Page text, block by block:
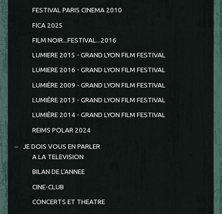
FESTIVAL PARIS CINEMA 2010
FICA 2025
FILM NOIR...FESTIVAL...2016
LUMIERE 2015 - GRAND LYON FILM FESTIVAL
LUMIERE 2016 - GRAND LYON FILM FESTIVAL
LUMIÈRE 2009 - GRAND LYON FILM FESTIVAL
LUMIÈRE 2013 - GRAND LYON FILM FESTIVAL
LUMIÈRE 2014 - GRAND LYON FILM FESTIVAL
REIMS POLAR 2024
JE DOIS VOUS EN PARLER
A LA TELEVISION
BILAN DE L'ANNEE
CINE-CLUB
CONCERTS ET THEATRE